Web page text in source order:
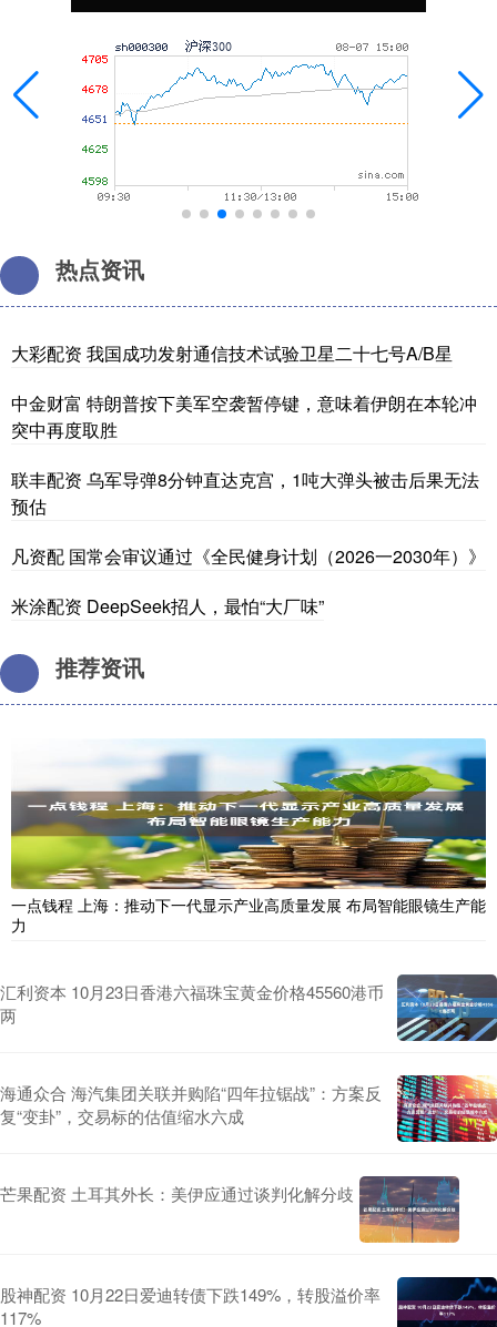
热点资讯
大彩配资 我国成功发射通信技术试验卫星二十七号A/B星
中金财富 特朗普按下美军空袭暂停键，意味着伊朗在本轮冲
突中再度取胜
联丰配资 乌军导弹8分钟直达克宫，1吨大弹头被击后果无法
预估
凡资配 国常会审议通过《全民健身计划（2026一2030年）》
米涂配资 DeepSeek招人，最怕“大厂味”
推荐资讯
一点钱程 上海：推动下一代显示产业高质量发展 布局智能眼镜生产能
力
汇利资本 10月23日香港六福珠宝黄金价格45560港币
两
海通众合 海汽集团关联并购陷“四年拉锯战”：方案反
复“变卦”，交易标的估值缩水六成
芒果配资 土耳其外长：美伊应通过谈判化解分歧
股神配资 10月22日爱迪转债下跌149%，转股溢价率
117%